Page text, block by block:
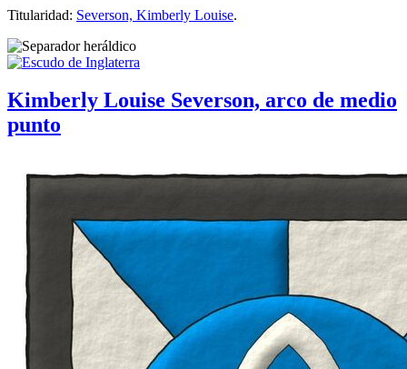
Titularidad: Severson, Kimberly Louise.
Kimberly Louise Severson, arco de medio
punto